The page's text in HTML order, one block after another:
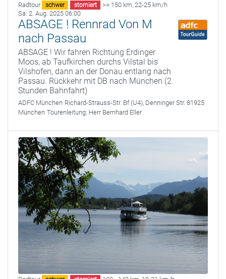
Radtour schwer storniert >= 150 km, 22-25 km/h
Sa. 2. Aug. 2025 06:00
ABSAGE ! Rennrad Von M
nach Passau
ABSAGE ! Wir fahren Richtung Erdinger
Moos, ab Taufkirchen durchs Vilstal bis
Vilshofen, dann an der Donau entlang nach
Passau. Rückkehr mit DB nach München (2
Stunden Bahnfahrt)
ADFC München Richard-Strauss-Str. Bf (U4), Denninger Str. 81925
München Tourenleitung: Herr Bernhard Eller